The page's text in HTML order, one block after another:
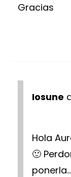
Gracias
Iosune
Hola
🙂